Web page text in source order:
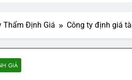
Thẩm Định Giá Công ty định giá
GIÁ